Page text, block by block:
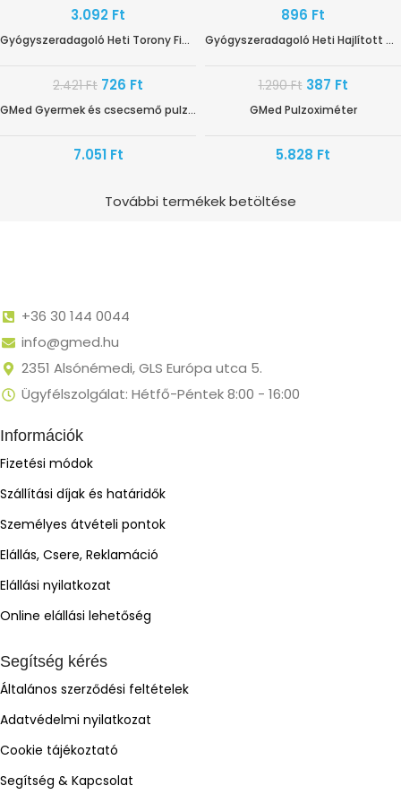
3.092 Ft 896 Ft
-70%
Gyógyszeradagoló Heti Torony Fiókos – ANGOL – CEP010
2.421Ft 726 Ft
-70%
Gyógyszeradagoló Heti Hajlított CEP008
1.290Ft 387 Ft
GMed Gyermek és csecsemő pulzoximéter CMS50Q1
7.051 Ft
GMed Pulzoximéter
5.828 Ft
További termékek betöltése
+36 30 144 0044
info@gmed.hu
2351 Alsónémedi, GLS Európa utca 5.
Ügyfélszolgálat: Hétfő-Péntek 8:00 - 16:00
Információk
Fizetési módok
Szállítási díjak és határidők
Személyes átvételi pontok
Elállás, Csere, Reklamáció
Elállási nyilatkozat
Online elállási lehetőség
Segítség kérés
Általános szerződési feltételek
Adatvédelmi nyilatkozat
Cookie tájékoztató
Segítség & Kapcsolat